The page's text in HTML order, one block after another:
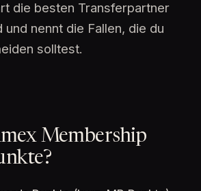
die besten Transferpartner
nennt die Fallen, die du
solltest.
Membership